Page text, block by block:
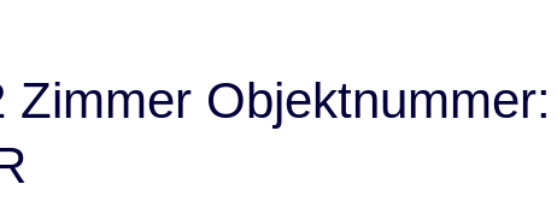
Zimmer Objektnummer: